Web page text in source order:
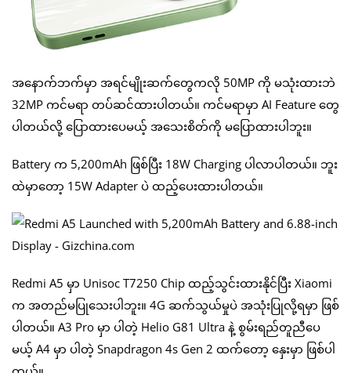
အနောက်ဘက်မှာ အရင်မျိုးဆက်တွေကလို 50MP ကို မသုံးထားဘဲ
32MP ကင်မရာ တပ်ဆင်ထားပါတယ်။ ကင်မရာမှာ AI Feature တွေ
ပါတယ်လို့ ပြောထားပေမယ့် အသေးစိတ်ကို မပြောထားပါဘူး။
Battery က 5,200mAh ဖြစ်ပြီး 18W Charging ပါလာပါတယ်။ ဘူး
ထဲမှာတော့ 15W Adapter ပဲ ထည့်ပေးထားပါတယ်။
Redmi A5 မှာ Unisoc T7250 Chip ထည့်သွင်းထားနိုင်ပြီး Xiaomi
က အတည်မပြုသေးပါဘူး။ 4G ဆက်သွယ်မှုပဲ အသုံးပြုလို့ရမှာ ဖြစ်
ပါတယ်။ A3 Pro မှာ ပါတဲ့ Helio G81 Ultra နဲ့ စွမ်းရည်တူညီပေ
မယ့် A4 မှာ ပါတဲ့ Snapdragon 4s Gen 2 ထက်တော့ နှေးမှာ ဖြစ်ပါ